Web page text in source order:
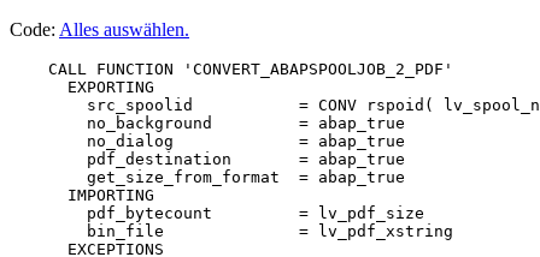
Code: Alles auswählen.
    CALL FUNCTION 'CONVERT_ABAPSPOOLJOB_2_PDF'
      EXPORTING
src_spoolid           = CONV rspoid(
        no_background         = abap_true
        no_dialog             = abap_true
        pdf_destination       = abap_true
        get_size_from_format  = abap_true
      IMPORTING
        pdf_bytecount         = lv_pdf_size
        bin_file              = lv_pdf_xstring
      EXCEPTIONS